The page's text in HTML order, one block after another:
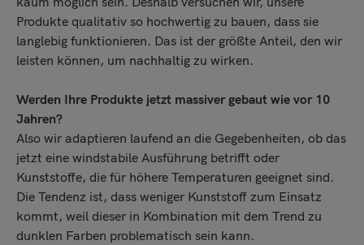
Produkte qualitativ so hochwertig zu bauen, dass sie
langlebig funktionieren. Das ist der größte Anteil, den wir
leisten können, um nachhaltig zu wirken.
Werden Ihre Produkte jetzt massiver gebaut wie vor 10
Jahren?
Also wir adaptieren laufend an die Gegebenheiten, ob das
jetzt eine windstabile Ausführung betrifft oder
Kunststoffe, die für höhere Temperaturen geeignet sind.
Die Tendenz ist, dass weniger Kunststoff zum Einsatz
kommt, weil dieser in Kombination mit dem Trend zu
dunklen Farben problematisch sein kann.